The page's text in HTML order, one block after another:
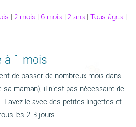
| 2 mois | 6 mois | 2 ans | Tous âges |
à 1 mois
de passer de nombreux mois dans
sa maman), il n'est pas nécessaire de
Lavez le avec des petites lingettes et
les 2-3 jours.